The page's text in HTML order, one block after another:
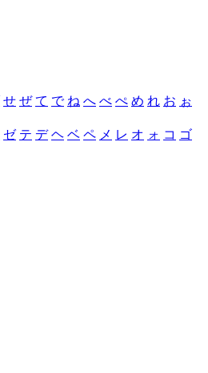
せ ぜ て で ね へ べ ぺ め れ お ぉ
ゼ テ デ ヘ ベ ペ メ レ オ ォ コ ゴ